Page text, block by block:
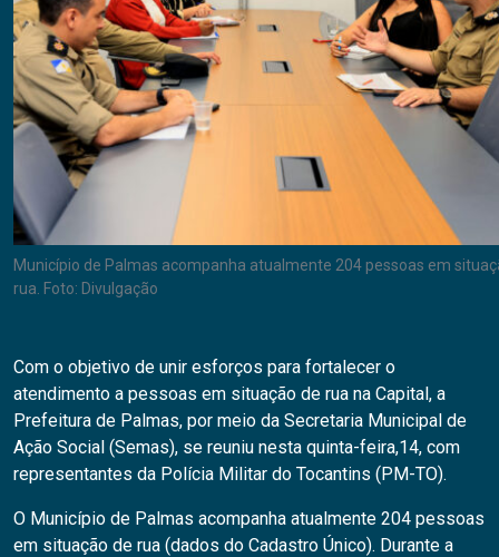
Município de Palmas acompanha atualmente 204 pessoas em
rua. Foto: Divulgação
Com o objetivo de unir esforços para fortalecer o
atendimento a pessoas em situação de rua na Capital, a
Prefeitura de Palmas, por meio da Secretaria Municipal de
Ação Social (Semas), se reuniu nesta quinta-feira,14, com
representantes da Polícia Militar do Tocantins (PM-TO).
O Município de Palmas acompanha atualmente 204 pessoas
em situação de rua (dados do Cadastro Único). Durante a